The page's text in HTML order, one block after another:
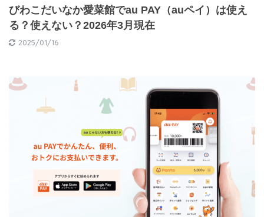
びわこだいなか愛菜館でau PAY（auペイ）は使え
る？使えない？2026年3月現在
2025/01/16